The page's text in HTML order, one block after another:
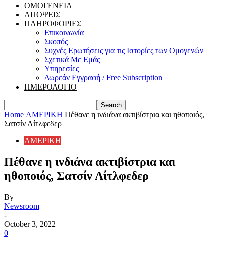
ΟΜΟΓΕΝΕΙΑ
ΑΠΟΨΕΙΣ
ΠΛΗΡΟΦΟΡΙΕΣ
Επικοινωνία
Σκοπός
Συχνές Ερωτήσεις για τις Ιστορίες των Ομογενών
Σχετικά Με Εμάς
Υπηρεσίες
Δωρεάν Εγγραφή / Free Subscription
ΗΜΕΡΟΛΟΓΙΟ
Home ΑΜΕΡΙΚΗ Πέθανε η ινδιάνα ακτιβίστρια και ηθοποιός,
Σατσίν Λίτλφεδερ
ΑΜΕΡΙΚΗ
Πέθανε η ινδιάνα ακτιβίστρια και
ηθοποιός, Σατσίν Λίτλφεδερ
By
Newsroom
-
October 3, 2022
0